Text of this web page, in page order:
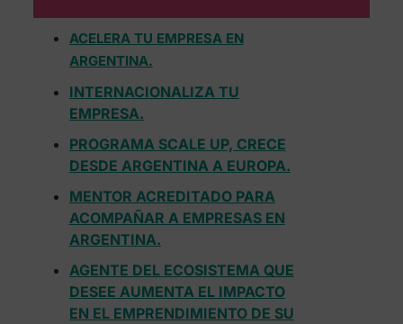
ACELERA TU EMPRESA EN
ARGENTINA.
INTERNACIONALIZA TU
EMPRESA.
PROGRAMA SCALE UP, CRECE
DESDE ARGENTINA A EUROPA.
MENTOR ACREDITADO PARA
ACOMPAÑAR A EMPRESAS EN
ARGENTINA.
AGENTE DEL ECOSISTEMA QUE
DESEE AUMENTA EL IMPACTO
EN EL EMPRENDIMIENTO DE SU